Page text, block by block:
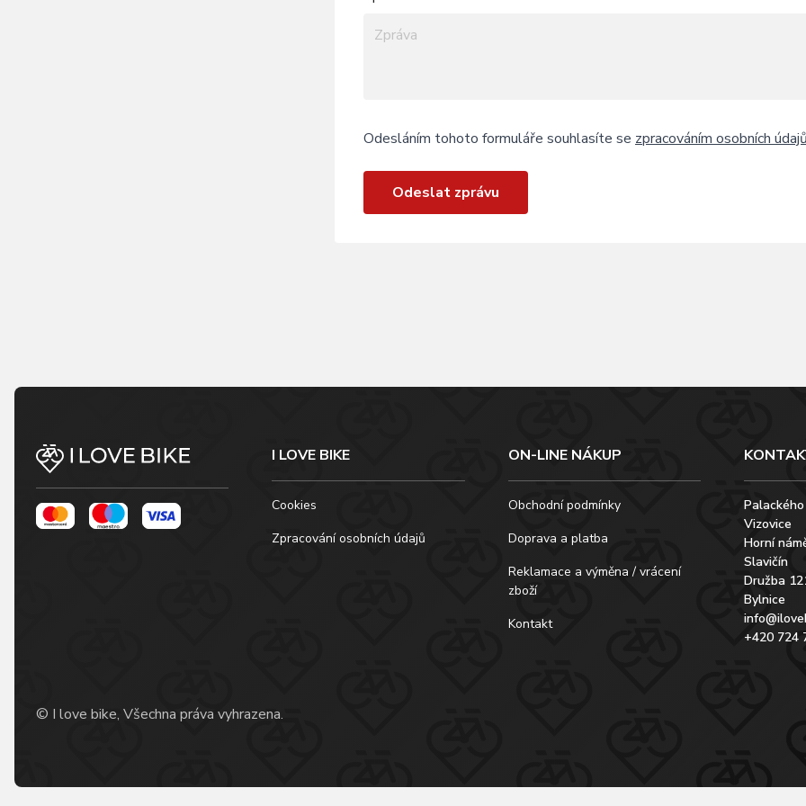
Odesláním tohoto formuláře souhlasíte se zpracováním osobních
Odeslat zprávu
I LOVE BIKE
Cookies
Zpracování osobních údajů
ON-LINE NÁKUP
Obchodní podmínky
Doprava a platba
Reklamace a výměna / vrácení
zboží
Kontakt
Vizovice
Horní
Slavičín
Družba
Bylnice
+420 724
© I love bike, Všechna práva vyhrazena.